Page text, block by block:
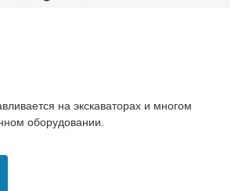
на экскаваторах и многом
оборудовании.